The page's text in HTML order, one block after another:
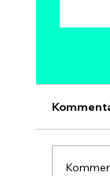
Ja, 1
und